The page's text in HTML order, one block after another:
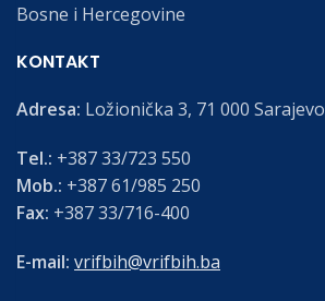
Bosne i Hercegovine
KONTAKT
Adresa: Ložionička 3, 71 000 Sarajevo
Tel.: +387 33/723 550
Mob.: +387 61/985 250
Fax: +387 33/716-400
E-mail: vrifbih@vrifbih.ba